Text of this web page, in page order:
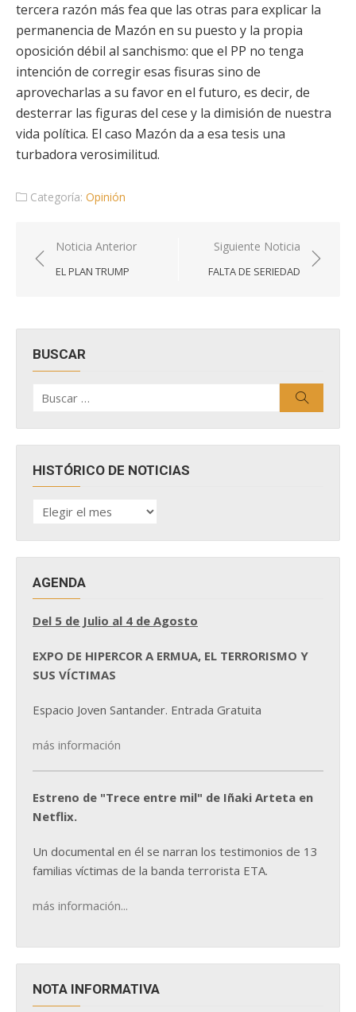
tercera razón más fea que las otras para explicar la
permanencia de Mazón en su puesto y la propia
oposición débil al sanchismo: que el PP no tenga
intención de corregir esas fisuras sino de
aprovecharlas a su favor en el futuro, es decir, de
desterrar las figuras del cese y la dimisión de nuestra
vida política. El caso Mazón da a esa tesis una
turbadora verosimilitud.
Categoría: Opinión
Navegación
de
Noticia Anterior
EL PLAN TRUMP
Siguiente Noticia
FALTA DE SERIEDAD
BUSCAR
por:
HISTÓRICO DE NOTICIAS
HISTÓRICO
DE
AGENDA
Del 5 de Julio al 4 de Agosto
EXPO DE HIPERCOR A ERMUA, EL TERRORISMO Y
SUS VÍCTIMAS
Espacio Joven Santander. Entrada Gratuita
más información
Estreno de "Trece entre mil" de Iñaki Arteta en
Netflix.
Un documental en él se narran los testimonios de 13
familias víctimas de la banda terrorista ETA.
más información...
NOTA INFORMATIVA